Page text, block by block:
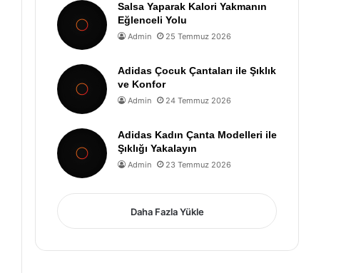
Salsa Yaparak Kalori Yakmanın
Eğlenceli Yolu
Admin 25 Temmuz 2026
Adidas Çocuk Çantaları ile Şıklık
ve Konfor
Admin 24 Temmuz 2026
Adidas Kadın Çanta Modelleri ile
Şıklığı Yakalayın
Admin 23 Temmuz 2026
Daha Fazla Yükle